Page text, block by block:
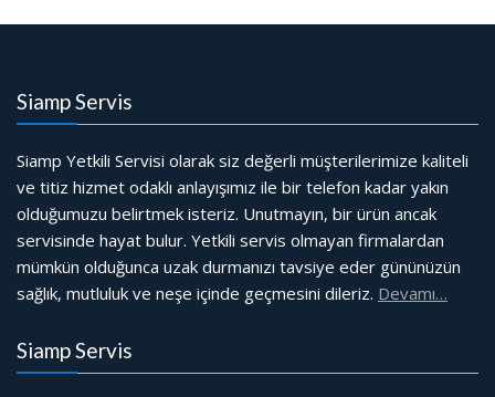
Siamp Servis
Siamp Yetkili Servisi olarak siz değerli müşterilerimize kaliteli
ve titiz hizmet odaklı anlayışımız ile bir telefon kadar yakın
olduğumuzu belirtmek isteriz. Unutmayın, bir ürün ancak
servisinde hayat bulur. Yetkili servis olmayan firmalardan
mümkün olduğunca uzak durmanızı tavsiye eder gününüzün
sağlık, mutluluk ve neşe içinde geçmesini dileriz. Devamı…
Siamp Servis